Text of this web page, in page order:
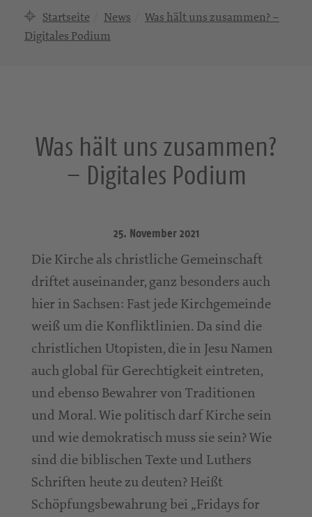
Startseite News
Was hält uns zusammen? –
Digitales Podium
Was hält uns zusammen?
– Digitales Podium
25. November 2021
Die Kirche als christliche Gemeinschaft
driftet auseinander, ganz besonders auch
hier in Sachsen: Fast jede Kirchgemeinde
weiß um die Konfliktlinien. Da sind die
christlichen Utopisten, die in Jesu Namen
auch global für Gerechtigkeit eintreten,
und ebenso Bewahrer von Traditionen
und Moral. Wie politisch darf Kirche sein
und wie demokratisch muss sie sein? Wie
sind die biblischen Texte und Luthers
Schriften heute zu deuten? Heißt
Schöpfungsbewahrung bei „Fridays for